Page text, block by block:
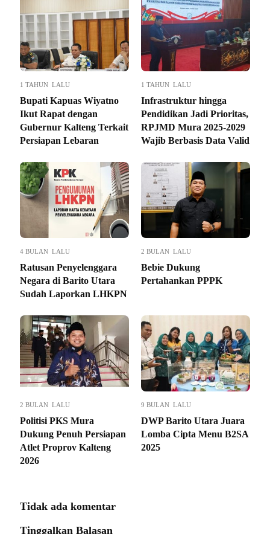
1 TAHUN LALU
Bupati Kapuas Wiyatno
Ikut Rapat dengan
Gubernur Kalteng Terkait
Persiapan Lebaran
1 TAHUN LALU
Infrastruktur hingga
Pendidikan Jadi Prioritas,
RPJMD Mura 2025-2029
Wajib Berbasis Data Valid
4 BULAN LALU
Ratusan Penyelenggara
Negara di Barito Utara
Sudah Laporkan LHKPN
2 BULAN LALU
Bebie Dukung
Pertahankan PPPK
2 BULAN LALU
Politisi PKS Mura
Dukung Penuh Persiapan
Atlet Proprov Kalteng
2026
9 BULAN LALU
DWP Barito Utara Juara
Lomba Cipta Menu B2SA
2025
Tidak ada komentar
Tinggalkan Balasan